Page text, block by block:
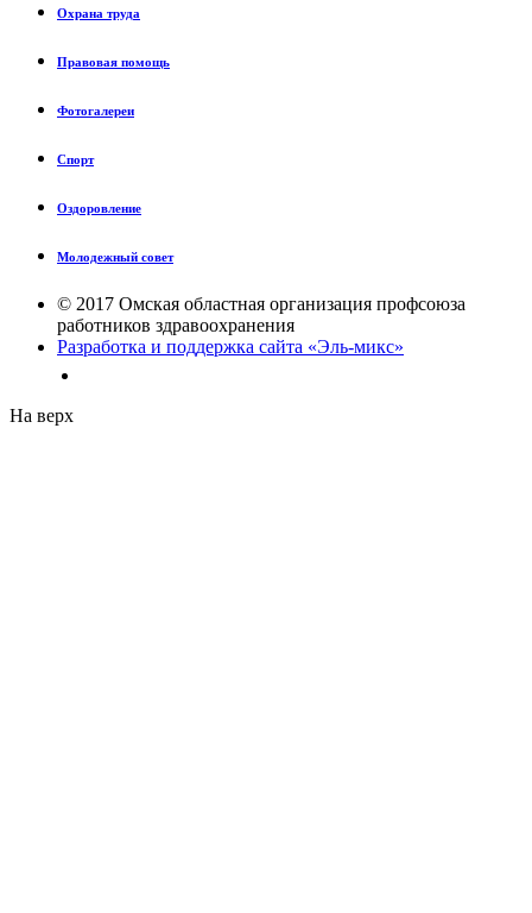
Охрана труда
Правовая помощь
Фотогалереи
Спорт
Оздоровление
Молодежный совет
© 2017 Омская областная организация профсоюза
работников здравоохранения
Разработка и поддержка сайта «Эль-микс»
На верх